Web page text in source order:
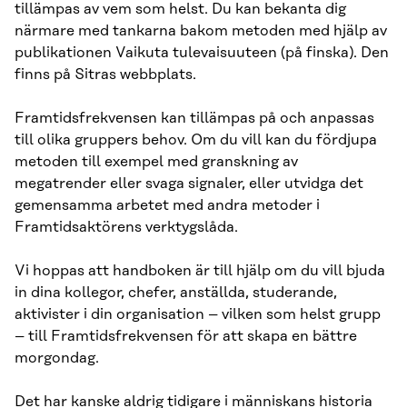
tillämpas av vem som helst. Du kan bekanta dig
närmare med tankarna bakom metoden med hjälp av
publikationen Vaikuta tulevaisuuteen (på finska). Den
finns på Sitras webbplats.
Framtidsfrekvensen kan tillämpas på och anpassas
till olika gruppers behov. Om du vill kan du fördjupa
metoden till exempel med granskning av
megatrender eller svaga signaler, eller utvidga det
gemensamma arbetet med andra metoder i
Framtidsaktörens verktygslåda.
Vi hoppas att handboken är till hjälp om du vill bjuda
in dina kollegor, chefer, anställda, studerande,
aktivister i din organisation – vilken som helst grupp
– till Framtidsfrekvensen för att skapa en bättre
morgondag.
Det har kanske aldrig tidigare i människans historia